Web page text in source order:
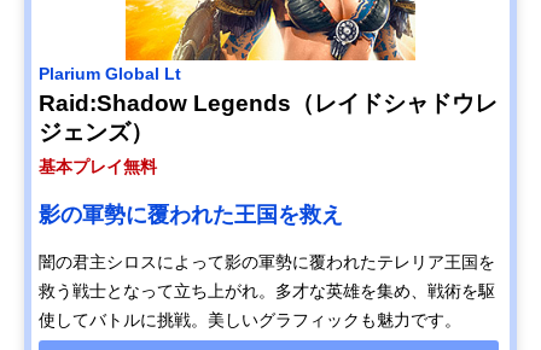
Plarium Global Lt
Raid:Shadow Legends（レイドシャドウレ
ジェンズ）
基本プレイ無料
影の軍勢に覆われた王国を救え
闇の君主シロスによって影の軍勢に覆われたテレリア王国を
救う戦士となって立ち上がれ。多才な英雄を集め、戦術を駆
使してバトルに挑戦。美しいグラフィックも魅力です。